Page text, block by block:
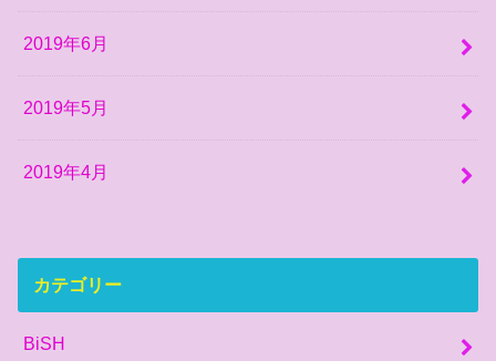
2019年6月
2019年5月
2019年4月
カテゴリー
BiSH